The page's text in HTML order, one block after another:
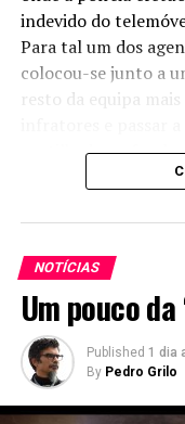
indevido do
Para tal um dos
colocou-se junto a
resto da equipa
partilhada no
em seis horas de
NOTÍCIAS
Um pouco da
Published 1 dia
By Pedro Grilo